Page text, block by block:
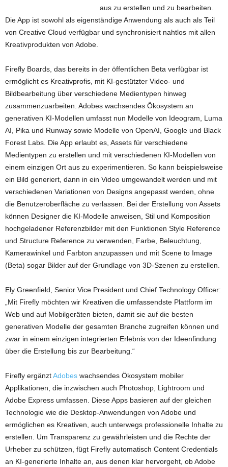
aus zu erstellen und zu bearbeiten.
Die App ist sowohl als eigenständige Anwendung als auch als Teil
von Creative Cloud verfügbar und synchronisiert nahtlos mit allen
Kreativprodukten von Adobe.
Firefly Boards, das bereits in der öffentlichen Beta verfügbar ist
ermöglicht es Kreativprofis, mit KI-gestützter Video- und
Bildbearbeitung über verschiedene Medientypen hinweg
zusammenzuarbeiten. Adobes wachsendes Ökosystem an
generativen KI-Modellen umfasst nun Modelle von Ideogram, Luma
AI, Pika und Runway sowie Modelle von OpenAI, Google und Black
Forest Labs. Die App erlaubt es, Assets für verschiedene
Medientypen zu erstellen und mit verschiedenen KI-Modellen von
einem einzigen Ort aus zu experimentieren. So kann beispielsweise
ein Bild generiert, dann in ein Video umgewandelt werden und mit
verschiedenen Variationen von Designs angepasst werden, ohne
die Benutzeroberfläche zu verlassen. Bei der Erstellung von Assets
können Designer die KI-Modelle anweisen, Stil und Komposition
hochgeladener Referenzbilder mit den Funktionen Style Reference
und Structure Reference zu verwenden, Farbe, Beleuchtung,
Kamerawinkel und Farbton anzupassen und mit Scene to Image
(Beta) sogar Bilder auf der Grundlage von 3D-Szenen zu erstellen.
Ely Greenfield, Senior Vice President und Chief Technology Officer:
„Mit Firefly möchten wir Kreativen die umfassendste Plattform im
Web und auf Mobilgeräten bieten, damit sie auf die besten
generativen Modelle der gesamten Branche zugreifen können und
zwar in einem einzigen integrierten Erlebnis von der Ideenfindung
über die Erstellung bis zur Bearbeitung.“
Firefly ergänztAdobes wachsendes Ökosystem mobiler
Applikationen, die inzwischen auch Photoshop, Lightroom und
Adobe Express umfassen. Diese Apps basieren auf der gleichen
Technologie wie die Desktop-Anwendungen von Adobe und
ermöglichen es Kreativen, auch unterwegs professionelle Inhalte zu
erstellen. Um Transparenz zu gewährleisten und die Rechte der
Urheber zu schützen, fügt Firefly automatisch Content Credentials
an KI-generierte Inhalte an, aus denen klar hervorgeht, ob Adobe